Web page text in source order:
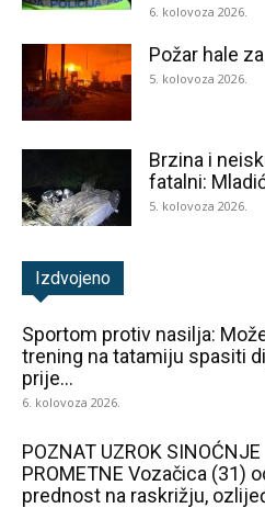
6. kolovoza 2026.
Požar hale
5. kolovoza 2026.
Brzina i
fatalni:
5. kolovoza 2026.
Izdvojeno
Sportom protiv nasilja:
trening na tatamiju spasiti
prije...
6. kolovoza 2026.
POZNAT UZROK SINOĆNJE
PROMETNE Vozačica (31)
prednost na raskrižju,